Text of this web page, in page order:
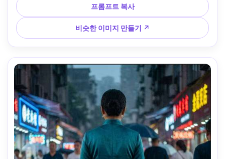
드 조명, 35mm 렌즈, 전신 프레임, 자연스러운 그림자, 사실적
인 패브릭 디테일 --ar 4:5
프롬프트 복사
비슷한 이미지 만들기 ↗